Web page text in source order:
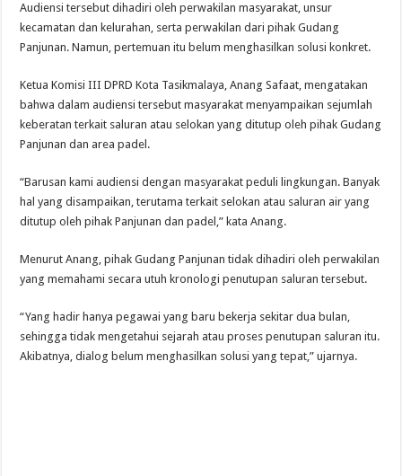
Audiensi tersebut dihadiri oleh perwakilan masyarakat, unsur
kecamatan dan kelurahan, serta perwakilan dari pihak Gudang
Panjunan. Namun, pertemuan itu belum menghasilkan solusi konkret.
Ketua Komisi III DPRD Kota Tasikmalaya, Anang Safaat, mengatakan
bahwa dalam audiensi tersebut masyarakat menyampaikan sejumlah
keberatan terkait saluran atau selokan yang ditutup oleh pihak Gudang
Panjunan dan area padel.
“Barusan kami audiensi dengan masyarakat peduli lingkungan. Banyak
hal yang disampaikan, terutama terkait selokan atau saluran air yang
ditutup oleh pihak Panjunan dan padel,” kata Anang.
Menurut Anang, pihak Gudang Panjunan tidak dihadiri oleh perwakilan
yang memahami secara utuh kronologi penutupan saluran tersebut.
“Yang hadir hanya pegawai yang baru bekerja sekitar dua bulan,
sehingga tidak mengetahui sejarah atau proses penutupan saluran itu.
Akibatnya, dialog belum menghasilkan solusi yang tepat,” ujarnya.